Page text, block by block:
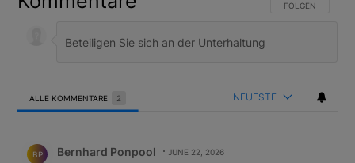
FOLGE DIESER
FOLGEN
ALLE KOMMENTARE 2 NEUESTE
BP Bernhard Ponpool JUNE 22, 2026